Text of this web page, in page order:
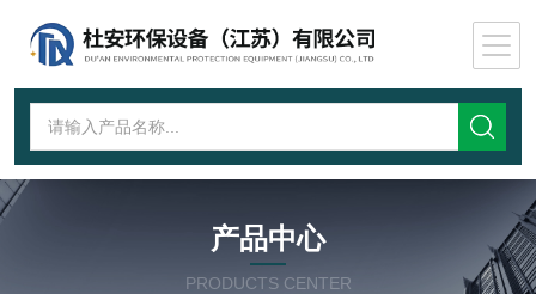
产品中心
PRODUCTS CENTER